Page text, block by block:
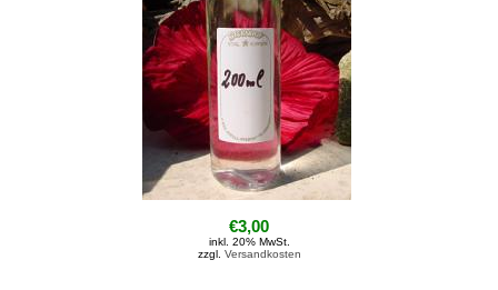
€3,00
inkl. 20% MwSt.
zzgl. Versandkosten